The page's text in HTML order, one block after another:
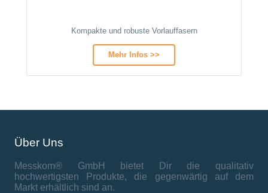
Kompakte und robuste Vorlauffasern
Mehr Infos >>
Über Uns
Messkom® GmbH bietet Dir die qualitativ
hochwertigsten Produkte, die gegenwärtig auf dem
Markt erhältlich sind an.